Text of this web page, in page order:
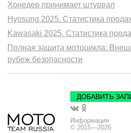
Хонедер принимает штурвал
Hyosung 2025. Статистика
Kawasaki 2025. Статистика
Полная защита мотоцикла:
рубеж безопасности
ДОБАВИТЬ
Информация
© 2015—2026